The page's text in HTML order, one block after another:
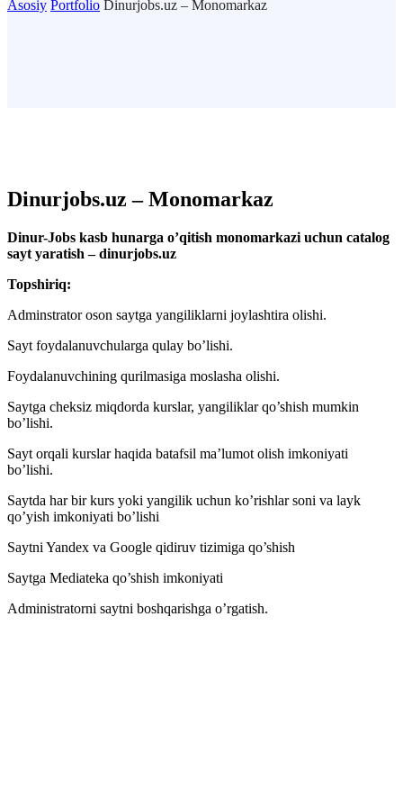
Asosiy Portfolio Dinurjobs.uz – Monomarkaz
Dinurjobs.uz – Monomarkaz
Dinur-Jobs kasb hunarga o’qitish monomarkazi uchun catalog
sayt yaratish – dinurjobs.uz
Topshiriq:
Adminstrator oson saytga yangiliklarni joylashtira olishi.
Sayt foydalanuvchularga qulay bo’lishi.
Foydalanuvchining qurilmasiga moslasha olishi.
Saytga cheksiz miqdorda kurslar, yangiliklar qo’shish mumkin
bo’lishi.
Sayt orqali kurslar haqida batafsil ma’lumot olish imkoniyati
bo’lishi.
Saytda har bir kurs yoki yangilik uchun ko’rishlar soni va layk
qo’yish imkoniyati bo’lishi
Saytni Yandex va Google qidiruv tizimiga qo’shish
Saytga Mediateka qo’shish imkoniyati
Administratorni saytni boshqarishga o’rgatish.